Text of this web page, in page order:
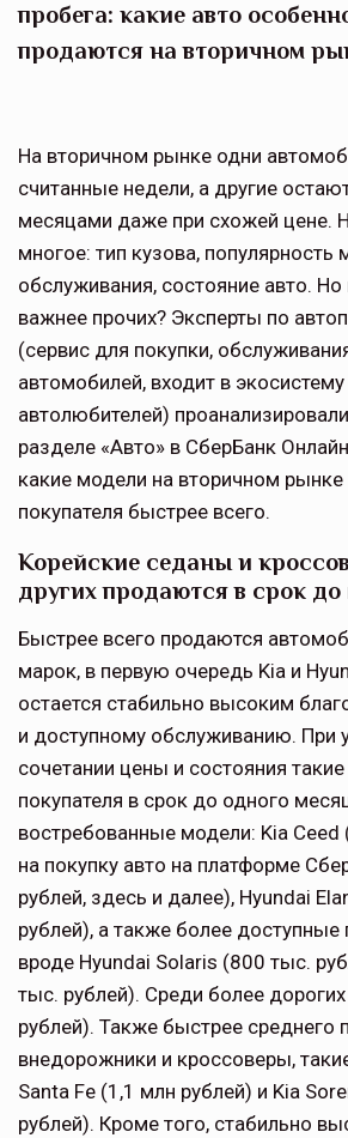
пробега: какие авто
продаются на вторичном
На вторичном рынке одни
считанные недели, а другие
месяцами даже при схожей цене.
многое: тип кузова, популярность
обслуживания, состояние авто.
важнее прочих? Эксперты по
(сервис для покупки,
автомобилей, входит в
автолюбителей)
разделе «Авто» в СберБанк
какие модели на вторичном рынке
покупателя быстрее всего.
Корейские седаны и
других продаются в срок до
Быстрее всего продаются
марок, в первую очередь Kia и
остается стабильно высоким
и доступному обслуживанию. При
сочетании цены и состояния
покупателя в срок до одного
востребованные модели: Kia
на покупку авто на платформе
рублей, здесь и далее), Hyundai
рублей), а также более
вроде Hyundai Solaris (800 тыс.
тыс. рублей). Среди более
рублей). Также быстрее среднего
внедорожники и кроссоверы,
Santa Fe (1,1 млн рублей) и Kia
рублей). Кроме того, стабильно